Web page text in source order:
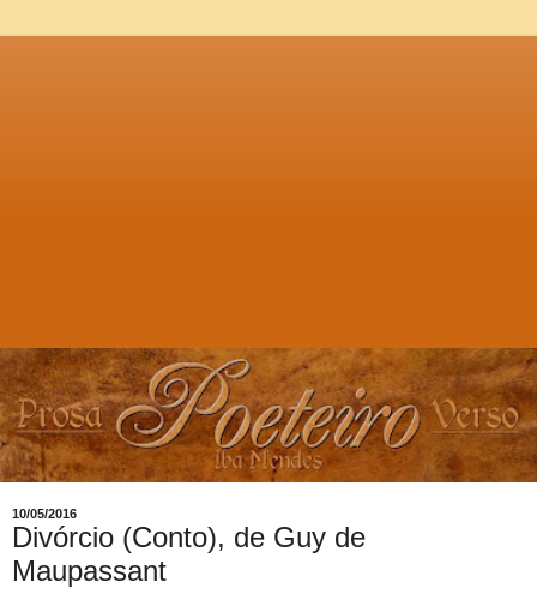
10/05/2016
Divórcio (Conto), de Guy de
Maupassant